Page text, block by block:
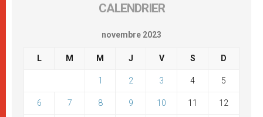
CALENDRIER
novembre 2023
L M M J V S D
1 2 3 4 5
6 7 8 9 10 11 12